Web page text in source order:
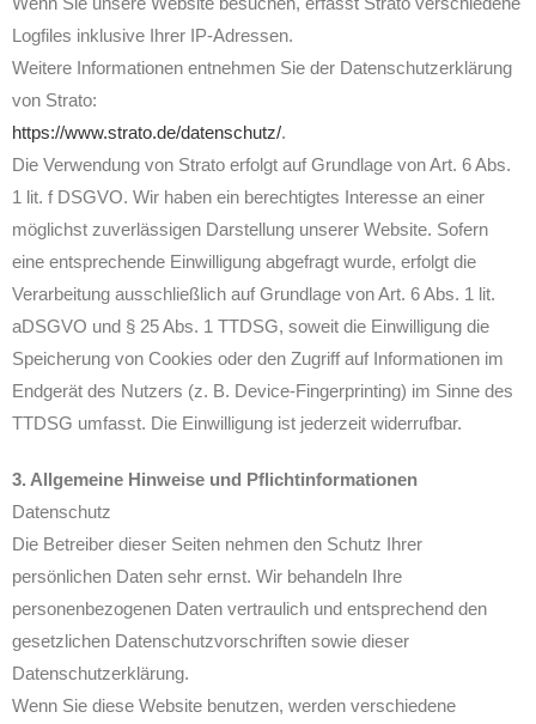
Logfiles inklusive Ihrer IP-Adressen.
Weitere Informationen entnehmen Sie der Datenschutzerklärung
von Strato:
https://www.strato.de/datenschutz/.
Die Verwendung von Strato erfolgt auf Grundlage von Art. 6 Abs.
1 lit. f DSGVO. Wir haben ein berechtigtes Interesse an einer
möglichst zuverlässigen Darstellung unserer Website. Sofern
eine entsprechende Einwilligung abgefragt wurde, erfolgt die
Verarbeitung ausschließlich auf Grundlage von Art. 6 Abs. 1 lit.
aDSGVO und § 25 Abs. 1 TTDSG, soweit die Einwilligung die
Speicherung von Cookies oder den Zugriff auf Informationen im
Endgerät des Nutzers (z. B. Device-Fingerprinting) im Sinne des
TTDSG umfasst. Die Einwilligung ist jederzeit widerrufbar.
3. Allgemeine Hinweise und Pflichtinformationen
Datenschutz
Die Betreiber dieser Seiten nehmen den Schutz Ihrer
persönlichen Daten sehr ernst. Wir behandeln Ihre
personenbezogenen Daten vertraulich und entsprechend den
gesetzlichen Datenschutzvorschriften sowie dieser
Datenschutzerklärung.
Wenn Sie diese Website benutzen, werden verschiedene